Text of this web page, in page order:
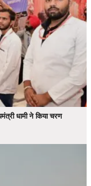
धामी ने किया चरण